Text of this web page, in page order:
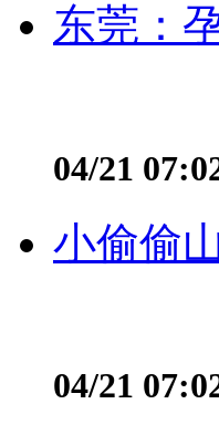
东莞：
04/21
小偷偷
04/21